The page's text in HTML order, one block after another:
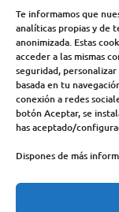
Te informamos que
analíticas propias y de
anonimizada. Estas
acceder a las mismas
seguridad,
basada en tu
conexión a redes
botón Aceptar, se
has aceptado/
Dispones de más
Colegio y
Avda. Castilla y
(Palencia) –